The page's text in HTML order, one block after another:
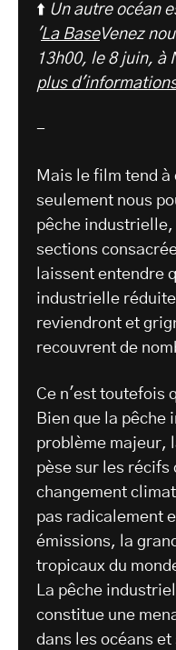
⬆️ Un autre océan
'La BaseVenez
13h00, le 8 juin, à
plus
-
Mais le film tend
seulement nous
pêche
sections
laissent entendre
industrielle
reviendront et
recouvrent de
Ce n'est toutefois
Bien que la pêche
problème majeur,
pèse sur les récifs
changement
pas radicalement
émissions, la
tropicaux du
La pêche
constitue une
dans les océans